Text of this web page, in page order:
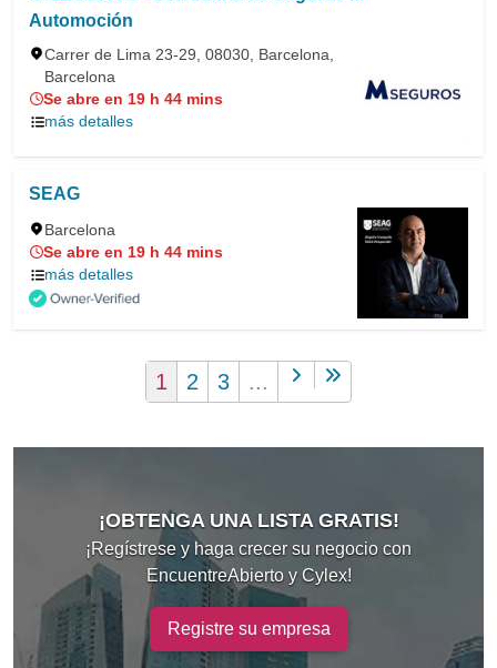
Automoción
Carrer de Lima 23-29, 08030, Barcelona,
Barcelona
Se abre en 19 h 44 mins
más detalles
SEAG
Barcelona
Se abre en 19 h 44 mins
más detalles
1 2 3 ...
¡OBTENGA UNA LISTA GRATIS!
¡Regístrese y haga crecer su negocio con
EncuentreAbierto y Cylex!
Registre su empresa